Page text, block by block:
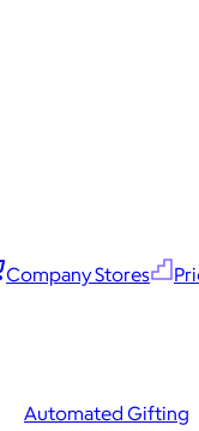
Company Stores
Automated Gifting